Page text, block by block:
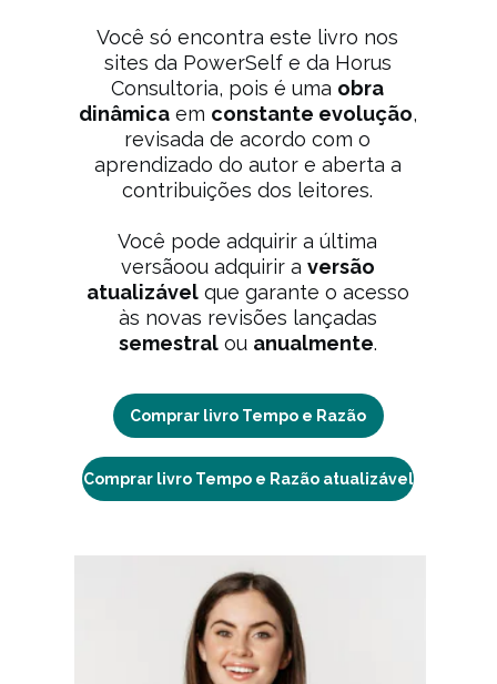
Você só encontra este livro nos
sites da PowerSelf e da Horus
Consultoria, pois é uma obra
dinâmicaem constante evolução,
revisada de acordo com o
aprendizado do autor e aberta a
contribuições dos leitores.
Você pode adquirir a última
versãoou adquirir a versão
atualizávelque garante o acesso
às novas revisões lançadas
semestralou anualmente.
Comprar livro Tempo e Razão
Comprar livro Tempo e Razão atualizável